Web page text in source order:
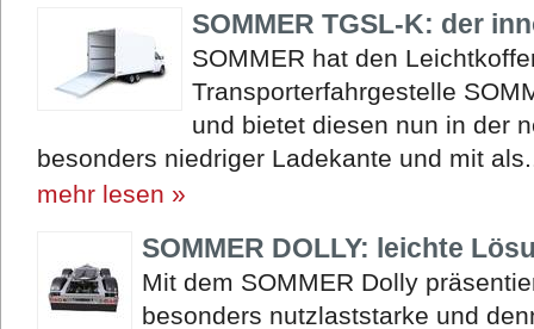
SOMMER TGSL-K: der
SOMMER hat den
Transporterfahrgestelle
und bietet diesen nun in der
besonders niedriger Ladekante und mit
mehr lesen »
SOMMER DOLLY: leichte
Mit dem SOMMER Dolly
besonders nutzlaststarke und